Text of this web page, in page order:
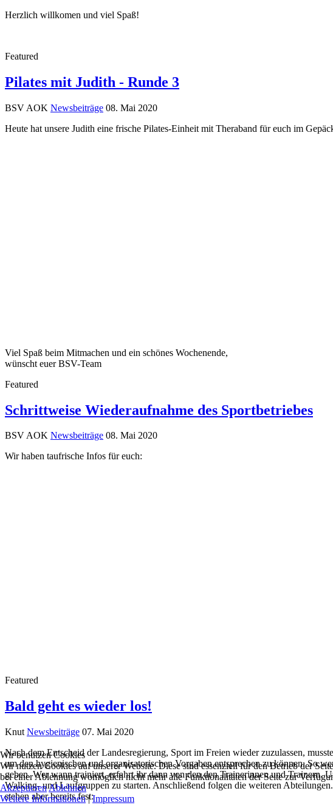
Herzlich willkomen und viel Spaß!
Featured
Pilates mit Judith - Runde 3
BSV AOK Newsbeiträge 08. Mai 2020
Heute hat unsere Judith eine frische Pilates-Einheit mit Theraband für euch im
Viel Spaß beim Mitmachen und ein schönes Wochenende,
wünscht euer BSV-Team
Featured
Schrittweise Wiederaufnahme des Sportbetriebes
BSV AOK Newsbeiträge 08. Mai 2020
Wir haben taufrische Infos für euch:
Featured
Bald geht es wieder los!
Knut Newsbeiträge 07. Mai 2020
Nach dem Entscheid der Landesregierung, Sport im Freien wieder zuzulassen,
um den hygienischen und organisatorischen Vorgaben entsprechen zu können. So
geben. Wer wann trainiert, erfahrt ihr dann von den den Trainerinnen und Trainern.
Walking- und Laufgruppen zu starten. Anschließend folgen die weiteren
stehen aber bereits fest:
Wir benutzen Cookies
Wir nutzen Cookies auf unserer Website. Diese sind essenziell für den Betrieb der
bei einer Ablehnung womöglich nicht mehr alle Funktionalitäten der Seite zur
AkzeptierenAblehnen
Weitere Informationen|Impressum